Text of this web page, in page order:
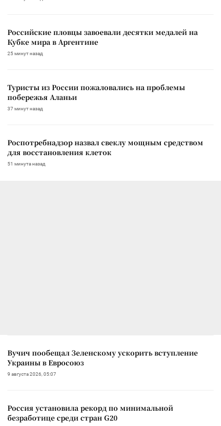
Российские пловцы завоевали десятки медалей на
Кубке мира в Аргентине
25 минут назад
Туристы из России пожаловались на проблемы
побережья Аланьи
37 минут назад
Роспотребнадзор назвал свеклу мощным средством
для восстановления клеток
51 минута назад
Вучич пообещал Зеленскому ускорить вступление
Украины в Евросоюз
9 августа 2026, 05:07
Россия установила рекорд по минимальной
безработице среди стран G20